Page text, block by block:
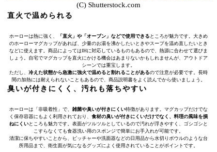
(C) Shutterstock.com
直火で温められる
ホーローは熱に強く、 「直火」や「オーブン」などで使用できる ところが魅力です。大きめ
のホーローマグカップがあれば、少量のお湯を沸かしたいときやスープを温め直したいとき
などに使えます。商品によってはIHに対応しているものもあるので、熱源に合わせて選びま
しょう。自宅でマグカップを直火にかける機会はあまりないかもしれませんが、アウトドア
シーンでは重宝します。
ただし、 冷えた状態から急激に強火で温めると割れることがあるので注意が必要です。長時
間の加熱には耐えられないこともあるので、商品説明書をよく読んでから使いましょう。
臭いが付きにくく、汚れも落ちやすい
ホーローは「非吸着性」で、 雑菌や臭いが付きにくい特徴があります。マグカップだけでな
く保存容器にもよく利用されており、 食材の臭いが付きにくいだけでなく、料理の風味を損
ねにくいところも魅力です。表面がツルツルとしているので汚れが浮きやすく、ゴシゴシと
こすらなくても食器洗い用のスポンジで簡単にお手入れが可能です。
清潔に保ちやすいことから、ピッチャーや洗面器などの日用品から水切りボウルのような台
所用品まで、衛生面が気になるグッズによく使用されていることがポイントです。